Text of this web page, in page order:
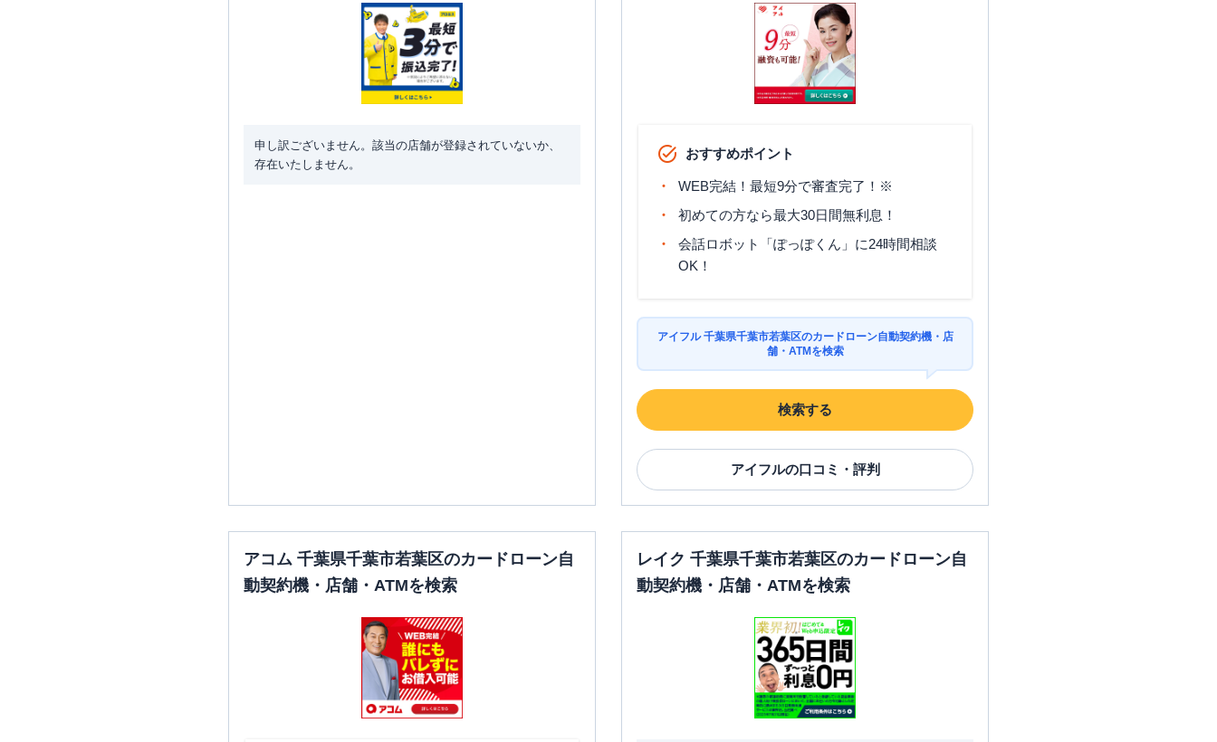
申し訳ございません。該当の店舗が登録されていないか、
存在いたしません。
おすすめポイント
WEB完結！最短9分で審査完了！※
初めての方なら最大30日間無利息！
会話ロボット「ぽっぽくん」に24時間相談
OK！
アイフル 千葉県千葉市若葉区のカードローン自動契約機・店
舗・ATMを検索
検索する
アイフルの口コミ・評判
アコム 千葉県千葉市若葉区のカードローン自
動契約機・店舗・ATMを検索
レイク 千葉県千葉市若葉区のカードローン自
動契約機・店舗・ATMを検索